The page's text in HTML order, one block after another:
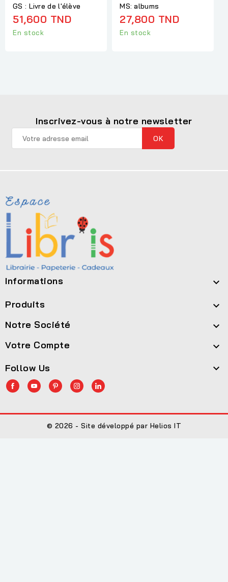
GS : Livre de l'élève
51,600 TND
En stock
MS: albums
27,800 TND
En stock
Inscrivez-vous à notre newsletter
Informations 
Produits 
Notre Société 
Votre Compte 
Follow Us 
© 2026 - Site développé par Helios IT